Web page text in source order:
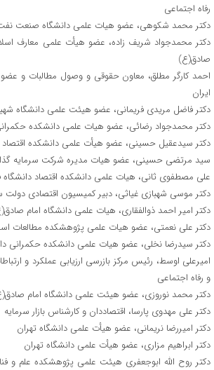
رفاه اجتماعی
دکتر محمد شکوهی، عضو هیات علمی دانشگاه صنعت
دکتر محمدجواد شریف زاده، عضو هیأت علمی معارف
صادق(ع)
احمد کارگر مطلق، معاون حقوقی و وصول مطالبات و
ایران
دکتر فاضل مریدی فریمانی، عضو هیئت علمی دانشگاه
دکتر محمدجواد رضائی، عضو هیات علمی دانشکده
دکتر سیدعقیل حسینی، عضو هیأت علمی دانشکده اقتصاد
سید مرتضی حسینی، عضو هیات مدیره شرکت سرمایه
علی مصطفوی ثانی، هیات علمی دانشکده اقتصاد
دکتر موسی شهبازی غیاثی، دبیر کمیسیون اقتصادی دولت
دکتر امیر احمد ذوالفقاری، هیات علمی دانشگاه امام
دکتر علی نعمتی، عضو هیات علمی پژوهشکده مطالعات
دکتر سیدرضا نخلی، عضو هیات علمی دانشکده حکمرانی
امیرعلی اوسط، رئیس مرکز بازرسی ارزیابی عملکرد و
و رفاه اجتماعی
دکتر محمد نوروزی، عضو هیئت علمی دانشگاه امام
دکتر علی مهدوی پارسا، اقتصاددان و کارشناس بازار سرمایه
دکتر امیررضا نریمانی، عضو هیأت علمی دانشگاه تهران
دکتر ابراهیم مزاری، عضو هیأت علمی دانشگاه تهران
دکتر روح الله ابوجعفری هیئت علمی پژوهشکده علم و